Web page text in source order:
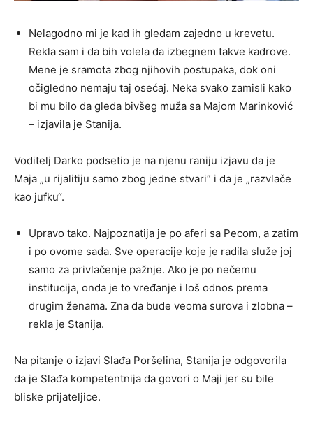
Nelagodno mi je kad ih gledam zajedno u krevetu.
Rekla sam i da bih volela da izbegnem takve kadrove.
Mene je sramota zbog njihovih postupaka, dok oni
očigledno nemaju taj osećaj. Neka svako zamisli kako
bi mu bilo da gleda bivšeg muža sa Majom Marinković
– izjavila je Stanija.
Voditelj Darko podsetio je na njenu raniju izjavu da je
Maja „u rijalitiju samo zbog jedne stvari“ i da je „razvlače
kao jufku“.
Upravo tako. Najpoznatija je po aferi sa Pecom, a zatim
i po ovome sada. Sve operacije koje je radila služe joj
samo za privlačenje pažnje. Ako je po nečemu
institucija, onda je to vređanje i loš odnos prema
drugim ženama. Zna da bude veoma surova i zlobna –
rekla je Stanija.
Na pitanje o izjavi Slađa Poršelina, Stanija je odgovorila
da je Slađa kompetentnija da govori o Maji jer su bile
bliske prijateljice.